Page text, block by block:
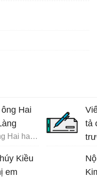
Hai
Phân tích nhân vật ông Hai hay nhất
Kiều
em
tả